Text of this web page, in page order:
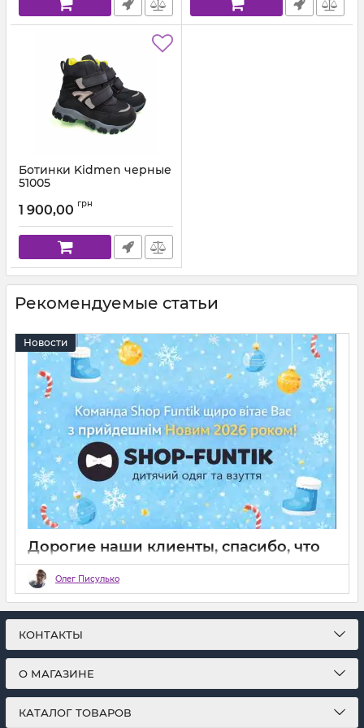
Ботинки Kidmen черные
51005
1 900,00 грн
Рекомендуемые статьи
Новости
Дорогие наши клиенты, спасибо, что
вы с нами
28 12 2025
Олег Писулько
КОНТАКТЫ
О МАГАЗИНЕ
КАТАЛОГ ТОВАРОВ